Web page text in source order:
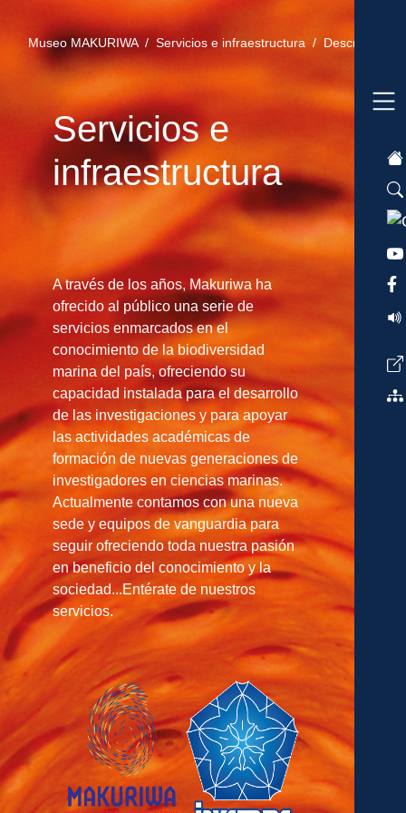
Museo MAKURIWA /Servicios e infraestructura / Descripción
Servicios e
infraestructura
A través de los años, Makuriwa ha
ofrecido al público una serie de
servicios enmarcados en el
conocimiento de la biodiversidad
marina del país, ofreciendo su
capacidad instalada para el desarrollo
de las investigaciones y para apoyar
las actividades académicas de
formación de nuevas generaciones de
investigadores en ciencias marinas.
Actualmente contamos con una nueva
sede y equipos de vanguardia para
seguir ofreciendo toda nuestra pasión
en beneficio del conocimiento y la
sociedad...Entérate de nuestros
servicios.